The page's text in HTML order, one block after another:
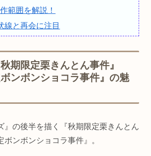
範囲を解説！
線と再会に注目
期限定栗きんとん事件』
ボンボンショコラ事件』の魅
』の後半を描く『秋期限定栗きんとん
ボンボンショコラ事件』。